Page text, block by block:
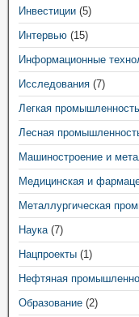
Инвестиции (5)
Интервью (15)
Информационные
Исследования (7)
Легкая промышленность
Лесная
Машиностроение и
Медицинская и
Металлургическая
Наука(7)
Нацпроекты (1)
Нефтяная
Образование (2)